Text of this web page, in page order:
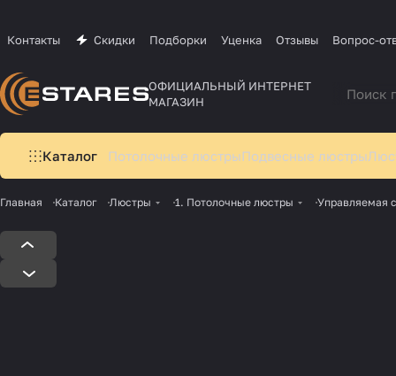
Контакты Скидки Подборки Уценка Отзывы Вопрос-
ОФИЦИАЛЬНЫЙ ИНТЕРНЕТ
МАГАЗИН
Каталог Потолочные люстрыПодвесные люстры
Главная Каталог Люстры 1. Потолочные люстры Управляемая